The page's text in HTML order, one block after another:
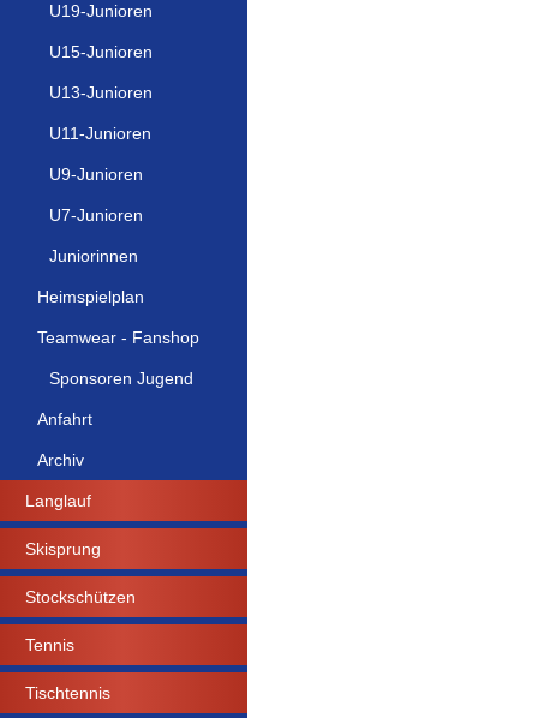
U19-Junioren
U15-Junioren
U13-Junioren
U11-Junioren
U9-Junioren
U7-Junioren
Juniorinnen
Heimspielplan
Teamwear - Fanshop
Sponsoren Jugend
Anfahrt
Archiv
Langlauf
Skisprung
Stockschützen
Tennis
Tischtennis